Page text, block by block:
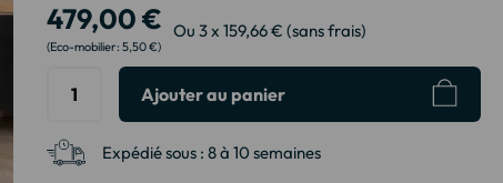
479,00 €
5,50 €
Ou 3 x 159,66 € (sans frais)
Ajouter au panier
Expédié sous : 8 à 10 semaines